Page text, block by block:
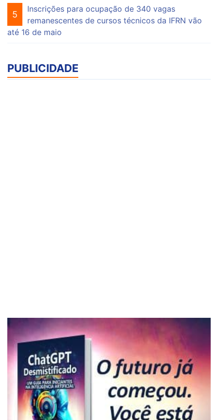
5
Inscrições para ocupação de 340 vagas
remanescentes de cursos técnicos da IFRN vão
até 16 de maio
PUBLICIDADE